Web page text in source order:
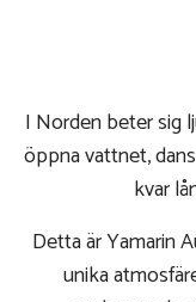
I Norden beter sig
öppna vattnet,
kvar
Detta är Yamarin
unika